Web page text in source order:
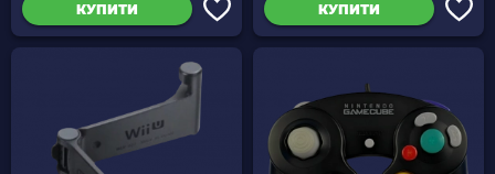
КУПИТИ КУПИТИ